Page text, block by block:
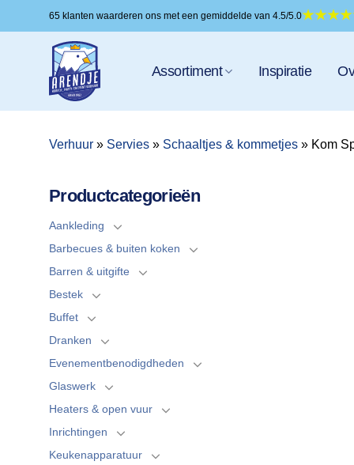
naar
65 klanten waarderen ons met een gemiddelde van 4.5/5.0
Assortiment Inspiratie
Verhuur » Servies » Schaaltjes & kommetjes » Kom
Productcategorieën
Aankleding
Barbecues & buiten koken
Barren & uitgifte
Bestek
Buffet
Dranken
Evenementbenodigdheden
Glaswerk
Heaters & open vuur
Inrichtingen
Keukenapparatuur